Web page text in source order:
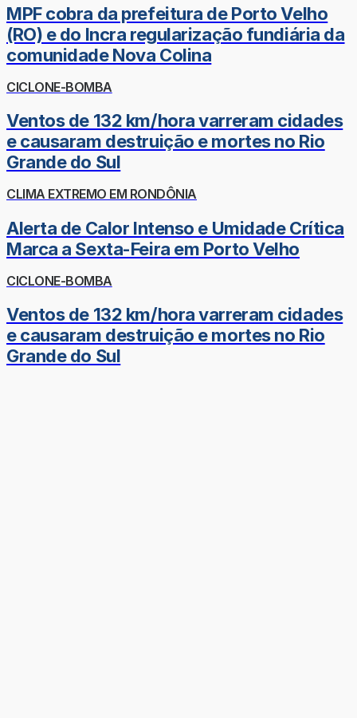
MPF cobra da prefeitura de Porto Velho
(RO) e do Incra regularização fundiária da
comunidade Nova Colina
CICLONE-BOMBA
Ventos de 132 km/hora varreram cidades
e causaram destruição e mortes no Rio
Grande do Sul
CLIMA EXTREMO EM RONDÔNIA
Alerta de Calor Intenso e Umidade Crítica
Marca a Sexta-Feira em Porto Velho
CICLONE-BOMBA
Ventos de 132 km/hora varreram cidades
e causaram destruição e mortes no Rio
Grande do Sul